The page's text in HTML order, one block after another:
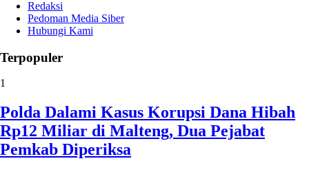
Redaksi
Pedoman Media Siber
Hubungi Kami
Terpopuler
1
Polda Dalami Kasus Korupsi Dana Hibah
Rp12 Miliar di Malteng, Dua Pejabat
Pemkab Diperiksa